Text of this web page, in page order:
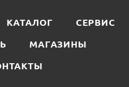
КАТАЛОГ
СЕРВИС
МАГАЗИНЫ